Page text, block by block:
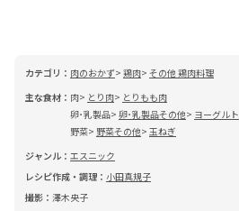
カテゴリ： 肉のおかず 鶏肉 その他 鶏肉料理
主な食材： 肉 とり肉
とりもも肉
卵･乳製品 卵･乳製品その他
ヨーグルト
野菜
野菜その他 玉ねぎ
ジャンル： エスニック
レシピ作成・調理： 小田真規子
撮影： 澤木央子